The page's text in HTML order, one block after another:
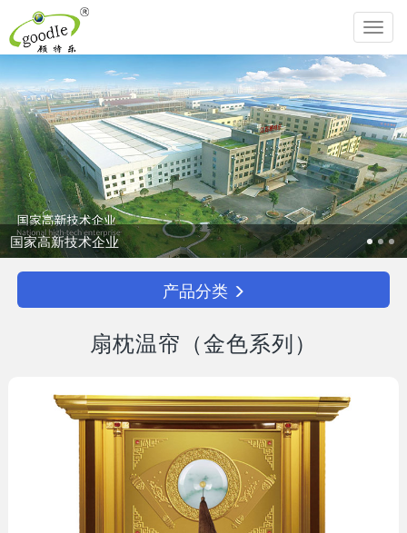
国家高新技术企业
产品分类
扇枕温帘（金色系列）